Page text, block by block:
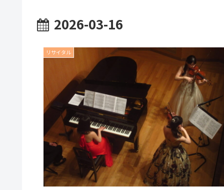
2026-03-16
リサイタル